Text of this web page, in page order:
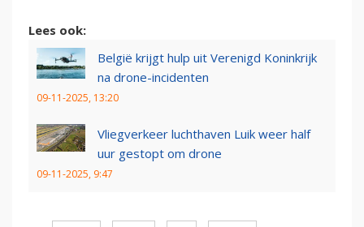
Lees ook:
België krijgt hulp uit Verenigd Koninkrijk
na drone-incidenten
09-11-2025, 13:20
Vliegverkeer luchthaven Luik weer half
uur gestopt om drone
09-11-2025, 9:47